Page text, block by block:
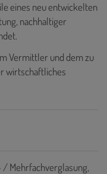
eines neu entwickelten
nachhaltiger
Vermittler und dem zu
wirtschaftliches
/ Mehrfachverglasung